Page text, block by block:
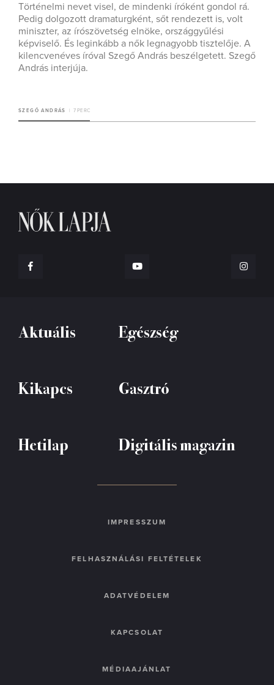
Történelmi nevet visel, de mindenki íróként gondol rá.
Pedig dolgozott dramaturgként, sőt rendezett is, volt
miniszter, az írószövetség elnöke, országgyűlési
képviselő. És leginkább a nők legnagyobb tisztelője. A
kilencvenéves íróval Szegő András beszélgetett. Szegő
András interjúja.
SZEGŐ ANDRÁS 7 PERC
Aktuális Egészség
Kikapcs Gasztró
Hetilap Digitális magazin
IMPRESSZUM
FELHASZNÁLÁSI FELTÉTELEK
ADATVÉDELEM
KAPCSOLAT
MÉDIAAJÁNLAT